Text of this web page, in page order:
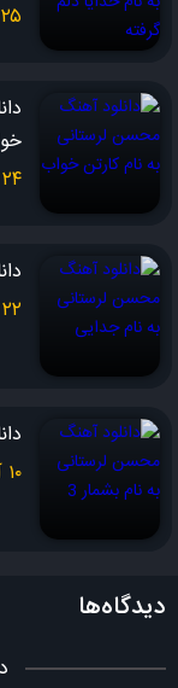
۲۵ مهر ۱۴۰۴
۲۴ مهر ۱۴۰۴
۲۲ مهر ۱۴۰۴
۱۰ آبان ۱۴۰۳
دیدگاه‌ها